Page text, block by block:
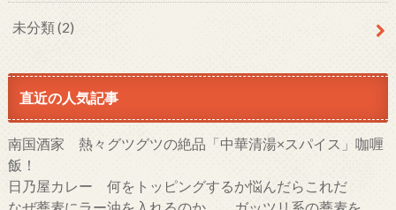
未分類(2)
直近の人気記事
南国酒家 熱々グツグツの絶品「中華清湯×スパイス」咖喱
飯！
日乃屋カレー 何をトッピングするか悩んだらこれだ